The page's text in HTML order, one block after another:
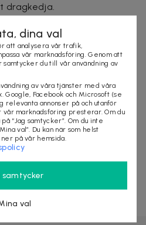
dragkedja.
XXXX
KÖP
deals
dina val
att analysera vår trafik,
vår marknadsföring. Genom att
du till vår användning av
av våra tjänster med våra
Google, Facebook och Microsoft (se
annonser på och utanför
vår marknadsföring presterar. Om du
“Jag samtycker”. Om du inte
val”. Du kan när som helst
på vår hemsida.
samtycker
val